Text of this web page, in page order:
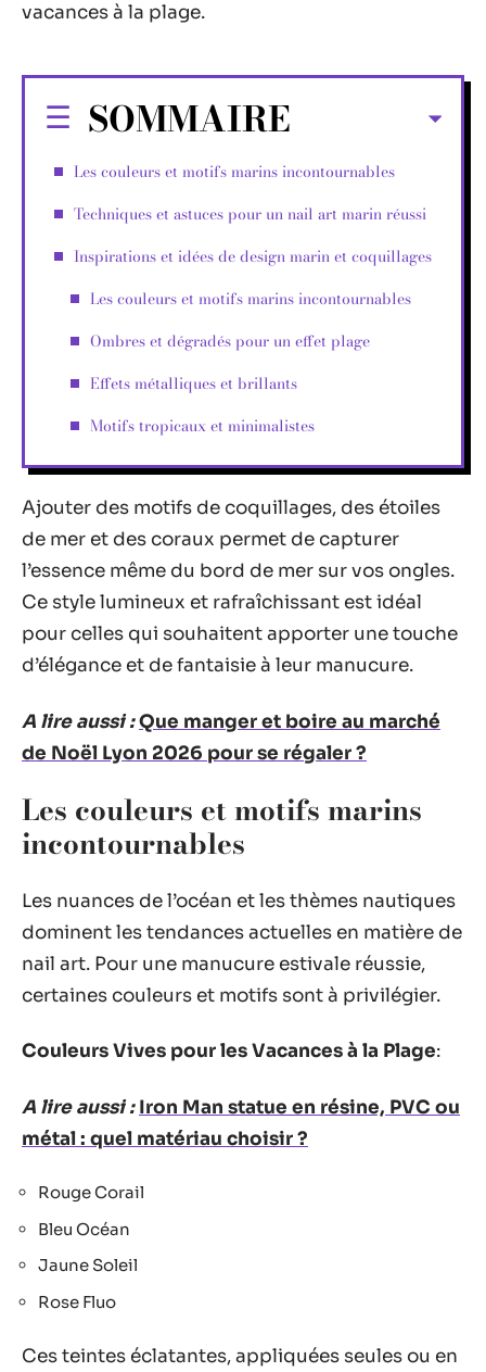
vacances à la plage.
SOMMAIRE
Les couleurs et motifs marins incontournables
Techniques et astuces pour un nail art marin réussi
Inspirations et idées de design marin et coquillages
Les couleurs et motifs marins incontournables
Ombres et dégradés pour un effet plage
Effets métalliques et brillants
Motifs tropicaux et minimalistes
Ajouter des motifs de coquillages, des étoiles
de mer et des coraux permet de capturer
l’essence même du bord de mer sur vos ongles.
Ce style lumineux et rafraîchissant est idéal
pour celles qui souhaitent apporter une touche
d’élégance et de fantaisie à leur manucure.
A lire aussi :Que manger et boire au marché
de Noël Lyon 2026 pour se régaler ?
Les couleurs et motifs marins
incontournables
Les nuances de l’océan et les thèmes nautiques
dominent les tendances actuelles en matière de
nail art. Pour une manucure estivale réussie,
certaines couleurs et motifs sont à privilégier.
Couleurs Vives pour les Vacances à la Plage:
A lire aussi : Iron Man statue en résine, PVC ou
métal : quel matériau choisir ?
Rouge Corail
Bleu Océan
Jaune Soleil
Rose Fluo
Ces teintes éclatantes, appliquées seules ou en